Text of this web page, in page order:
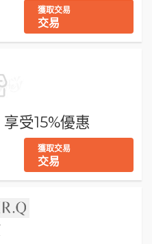
獲取交易
交易
受15%優惠
獲取交易
交易